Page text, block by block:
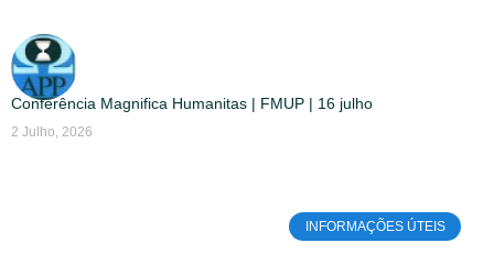
Conferência Magnifica Humanitas | FMUP | 16 julho
2 Julho, 2026
INFORMAÇÕES ÚTEIS